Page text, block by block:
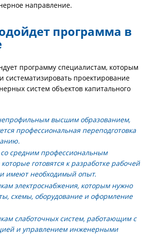
направление.
программа в
программу специалистам, которым
систематизировать проектирование
систем объектов капитального
высшим образованием,
профессиональная переподготовка
средним профессиональным
которые готовятся к разработке рабочей
имеют необходимый опыт.
электроснабжения, которым нужно
схемы, оборудование и оформление
слаботочных систем, работающим с
и управлением инженерными